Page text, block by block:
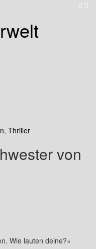
, Thriller
von
Wie lauten deine?«